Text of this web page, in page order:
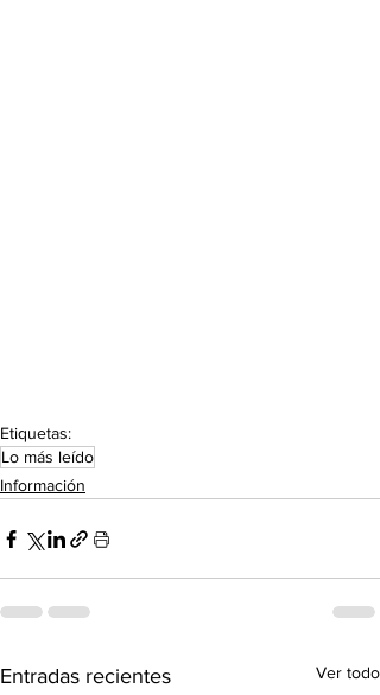
Etiquetas:
Lo más leído
Información
Entradas recientes Ver todo